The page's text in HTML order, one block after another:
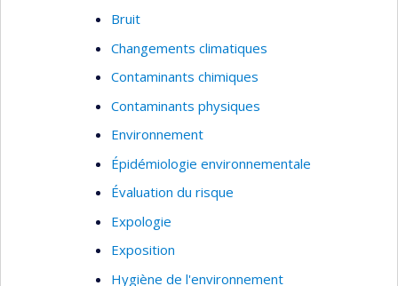
Bruit
Changements climatiques
Contaminants chimiques
Contaminants physiques
Environnement
Épidémiologie environnementale
Évaluation du risque
Expologie
Exposition
Hygiène de l'environnement